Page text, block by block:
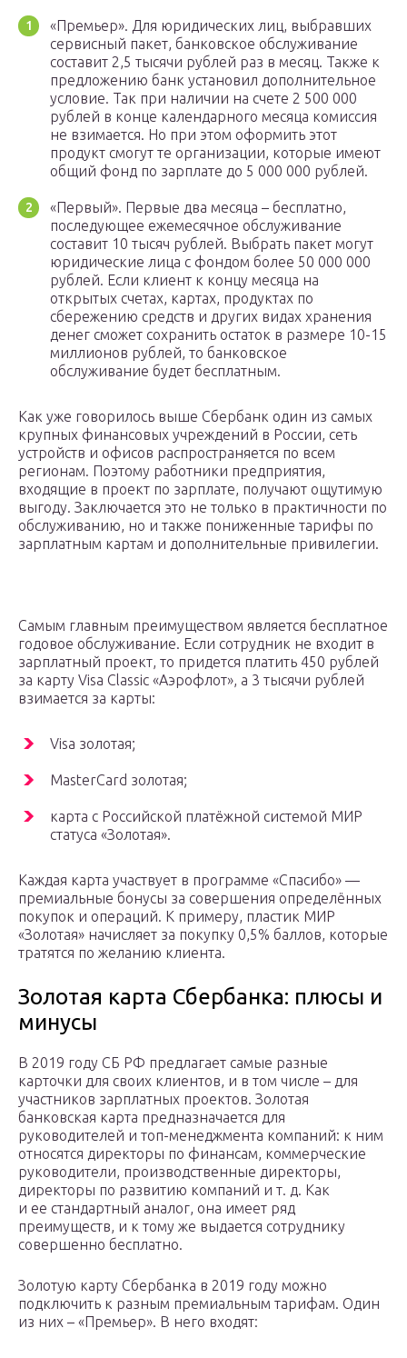
«Премьер». Для юридических лиц, выбравших
сервисный пакет, банковское обслуживание
составит 2,5 тысячи рублей раз в месяц. Также к
предложению банк установил дополнительное
условие. Так при наличии на счете 2 500 000
рублей в конце календарного месяца комиссия
не взимается. Но при этом оформить этот
продукт смогут те организации, которые имеют
общий фонд по зарплате до 5 000 000 рублей.
«Первый». Первые два месяца – бесплатно,
последующее ежемесячное обслуживание
составит 10 тысяч рублей. Выбрать пакет могут
юридические лица с фондом более 50 000 000
рублей. Если клиент к концу месяца на
открытых счетах, картах, продуктах по
сбережению средств и других видах хранения
денег сможет сохранить остаток в размере 10-15
миллионов рублей, то банковское
обслуживание будет бесплатным.
Как уже говорилось выше Сбербанк один из самых
крупных финансовых учреждений в России, сеть
устройств и офисов распространяется по всем
регионам. Поэтому работники предприятия,
входящие в проект по зарплате, получают ощутимую
выгоду. Заключается это не только в практичности по
обслуживанию, но и также пониженные тарифы по
зарплатным картам и дополнительные привилегии.
Самым главным преимуществом является бесплатное
годовое обслуживание. Если сотрудник не входит в
зарплатный проект, то придется платить 450 рублей
за карту Visa Classic «Аэрофлот», а 3 тысячи рублей
взимается за карты:
Visa золотая;
MasterCard золотая;
карта с Российской платёжной системой МИР
статуса «Золотая».
Каждая карта участвует в программе «Спасибо» —
премиальные бонусы за совершения определённых
покупок и операций. К примеру, пластик МИР
«Золотая» начисляет за покупку 0,5% баллов, которые
тратятся по желанию клиента.
Золотая карта Сбербанка: плюсы и
минусы
В 2019 году СБ РФ предлагает самые разные
карточки для своих клиентов, и в том числе – для
участников зарплатных проектов. Золотая
банковская карта предназначается для
руководителей и топ-менеджмента компаний: к ним
относятся директоры по финансам, коммерческие
руководители, производственные директоры,
директоры по развитию компаний и т. д. Как
и ее стандартный аналог, она имеет ряд
преимуществ, и к тому же выдается сотруднику
совершенно бесплатно.
Золотую карту Сбербанка в 2019 году можно
подключить к разным премиальным тарифам. Один
из них – «Премьер». В него входят: